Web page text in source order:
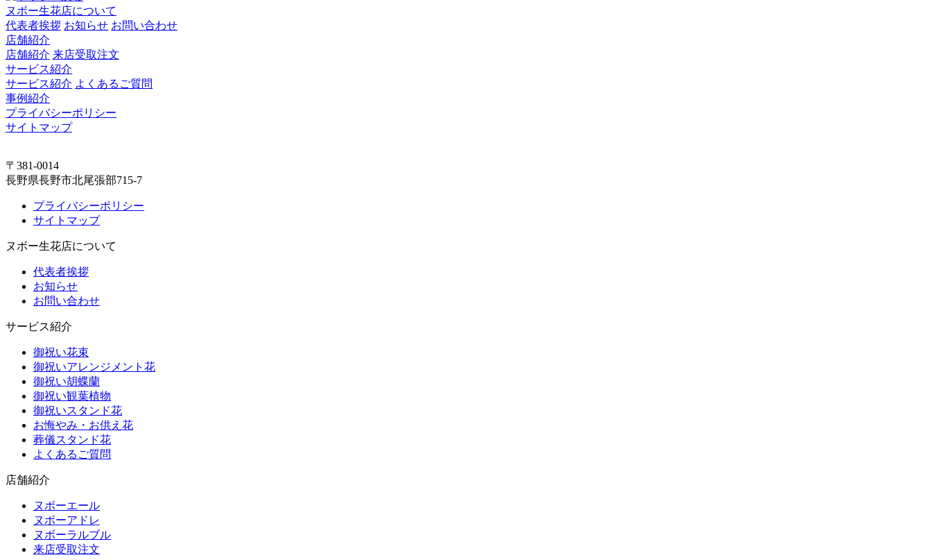
ヌボー生花店について
代表者挨拶 お知らせ お問い合わせ
店舗紹介
店舗紹介 来店受取注文
サービス紹介
サービス紹介 よくあるご質問
事例紹介
プライバシーポリシー
サイトマップ
〒381-0014
長野県長野市北尾張部715-7
プライバシーポリシー
サイトマップ
ヌボー生花店について
代表者挨拶
お知らせ
お問い合わせ
サービス紹介
御祝い花束
御祝いアレンジメント花
御祝い胡蝶蘭
御祝い観葉植物
御祝いスタンド花
お悔やみ・お供え花
葬儀スタンド花
よくあるご質問
店舗紹介
ヌボーエール
ヌボーアドレ
ヌボーラルブル
来店受取注文